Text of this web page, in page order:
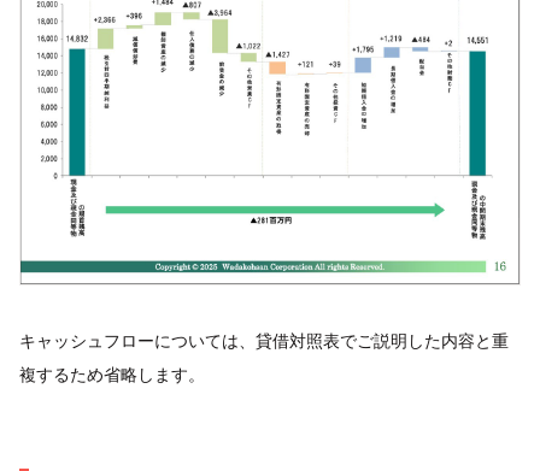
キャッシュフローについては、貸借対照表でご説明した内容と重
複するため省略します。